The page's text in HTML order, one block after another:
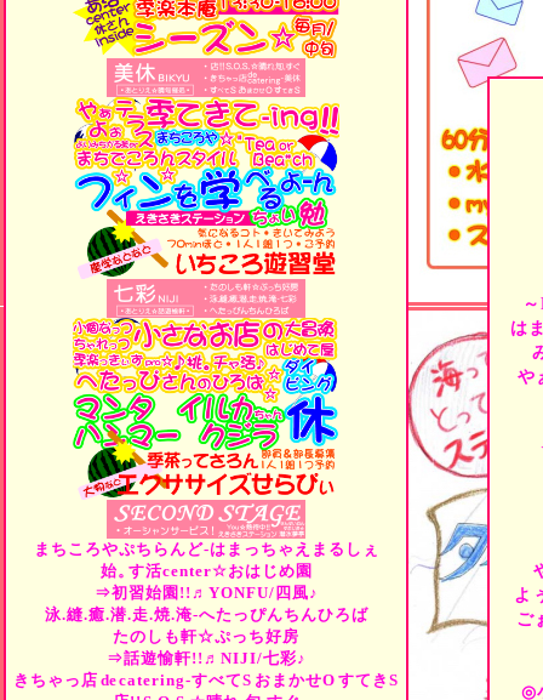
まちころやぷちらんど-はまっちゃえまるしぇ
始。す活center☆おはじめ園
⇒初習始園!!♬YONFU/四風♪
泳.縫.癒.潜.走.焼.淹-へたっぴんちんひろば
たのしも軒☆ぷっち好房
⇒話遊愉軒!!♬NIJI/七彩♪
きちゃっ店 decatering-すべてS おまかせO すてき S
は
や
よ
ご
◎